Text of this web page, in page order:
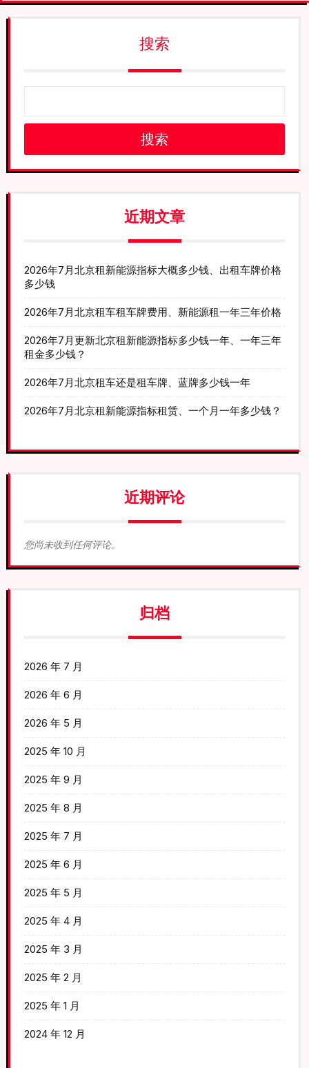
搜索
搜索
近期文章
2026年7月北京租新能源指标大概多少钱、出租车牌价格
多少钱
2026年7月北京租车租车牌费用、新能源租一年三年价格
2026年7月更新北京租新能源指标多少钱一年、一年三年
租金多少钱？
2026年7月北京租车还是租车牌、蓝牌多少钱一年
2026年7月北京租新能源指标租赁、一个月一年多少钱？
近期评论
您尚未收到任何评论。
归档
2026 年 7 月
2026 年 6 月
2026 年 5 月
2025 年 10 月
2025 年 9 月
2025 年 8 月
2025 年 7 月
2025 年 6 月
2025 年 5 月
2025 年 4 月
2025 年 3 月
2025 年 2 月
2025 年 1 月
2024 年 12 月